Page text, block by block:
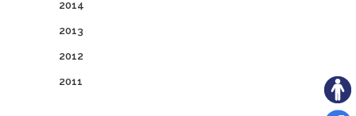
2014
2013
2012
2011